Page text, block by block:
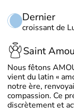
Dernier
croissant de
Saint
Nous fêtons
vient du latin «
notre ère,
compassion. Ce
discrètement et